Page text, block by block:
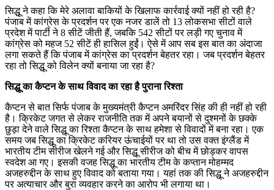
सिद्धू ने कहा कि मेरे अलावा बाकियों के खिलाफ कार्रवाई क्यों नहीं हो रही है?
पंजाब में कांग्रेस के प्रदर्शन पर एक नजर डालें तो 13 लोकसभा सीटों वाले
प्रदेश में पार्टी ने 8 सीटें जीती हैं, जबकि 542 सीटों पर लड़ी गए चुनाव में
कांग्रेस को महज 52 सीटें ही हासिल हुईं। ऐसे में आप सब इस बात का अंदाजा
लगा सकते हैं कि पंजाब में कांग्रेस का प्रदर्शन बेहतर रहा। जब प्रदर्शन बेहतर
रहा तो सिद्धू को विलेन क्यों बनाया जा रहा है?
सिद्धू का कैप्टन के साथ विवाद का रहा है पुराना रिश्ता
कैप्टन से बात सिर्फ पंजाब के मुख्यमंत्री कैप्टन अमरिंदर सिंह की ही नहीं हो रही
है। क्रिकेट जगत से लेकर राजनीति तक में अपने बयानों से दुश्मनों के छक्के
छुड़ा देने वाले सिद्धू का रिश्ता कैप्टन के साथ हमेशा से विवादों में बना रहा। एक
समय जब सिद्धू का क्रिकेट करियर ऊंचाईयों पर था तो उस वक्त इंग्लैंड में
भारतीय टीम सीरीज खेलने गई और सिद्धू सीरीज को बीच में छोड़कर वापस
स्वदेश आ गए। इसकी वजह सिद्धू का भारतीय टीम के कप्तान मोहम्मद
अजहरुद्दीन के साथ हुए विवाद को बताया गया। यहां तक की सिद्धू ने अजहरुद्दीन
पर अत्याचार और बुरा व्यवहार करने का आरोप भी लगाया था।